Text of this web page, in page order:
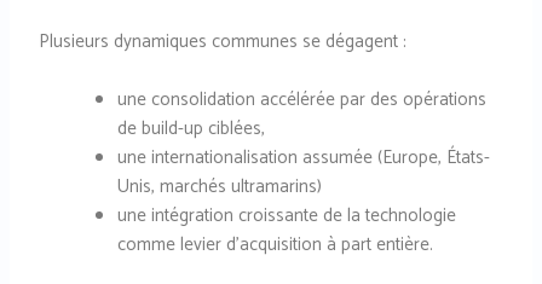
Plusieurs dynamiques communes se dégagent :
une consolidation accélérée par des opérations
de build-up ciblées,
une internationalisation assumée (Europe, États-
Unis, marchés ultramarins)
une intégration croissante de la technologie
comme levier d’acquisition à part entière.